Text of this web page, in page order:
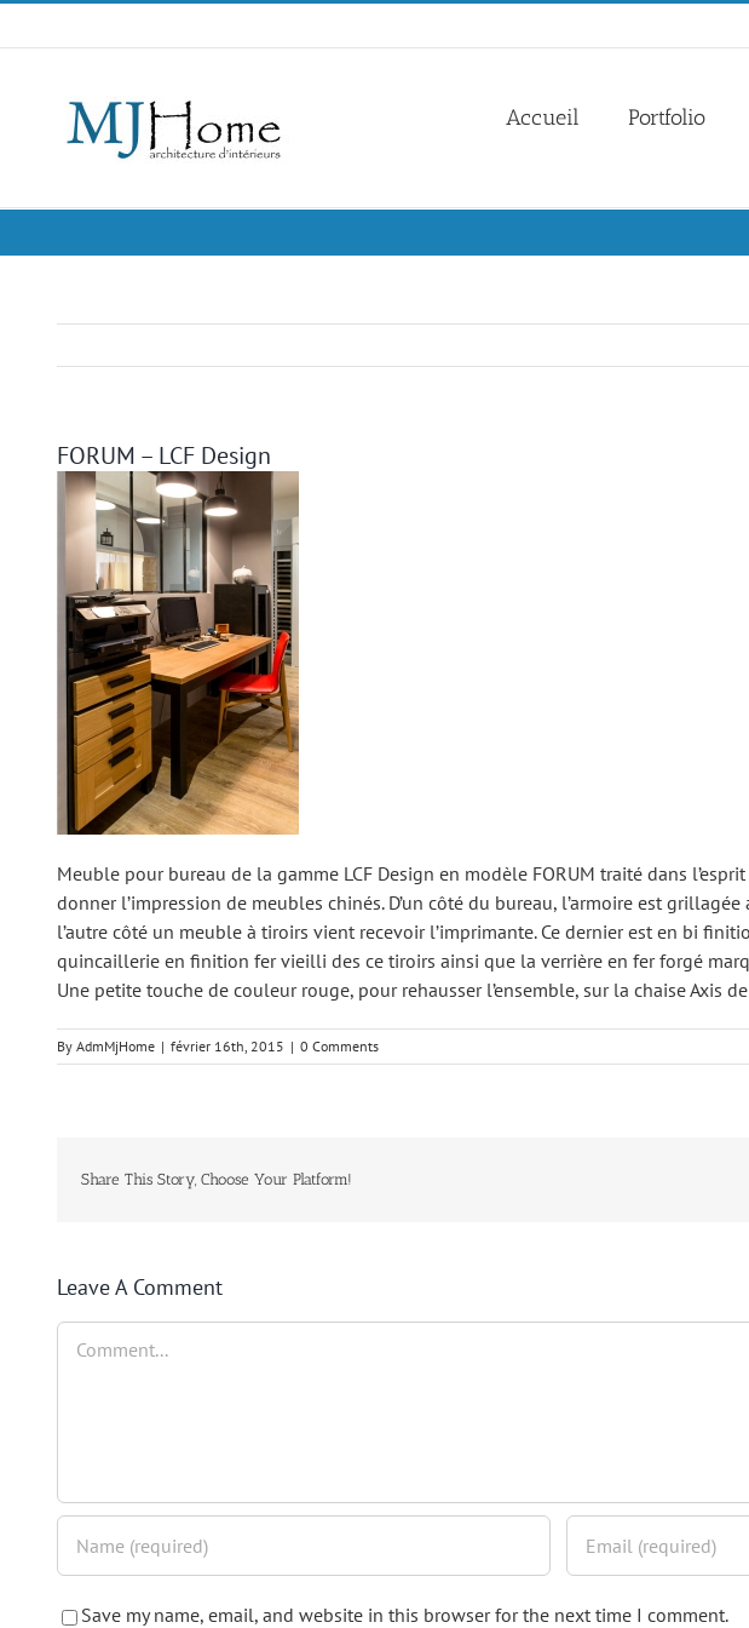
to
Accueil Portfolio
FORUM – LCF Design
Meuble pour bureau de la gamme LCF Design en modèle FORUM traité dans
donner l’impression de meubles chinés. D’un côté du bureau, l’armoire est
l’autre côté un meuble à tiroirs vient recevoir l’imprimante. Ce dernier est en bi
quincaillerie en finition fer vieilli des ce tiroirs ainsi que la verrière en fer forgé
Une petite touche de couleur rouge, pour rehausser l’ensemble, sur la chaise Axis de
By AdmMjHome | février 16th, 2015 | 0 Comments
Share This Story, Choose Your Platform!
Leave A Comment
Save my name, email, and website in this browser for the next time I comment.